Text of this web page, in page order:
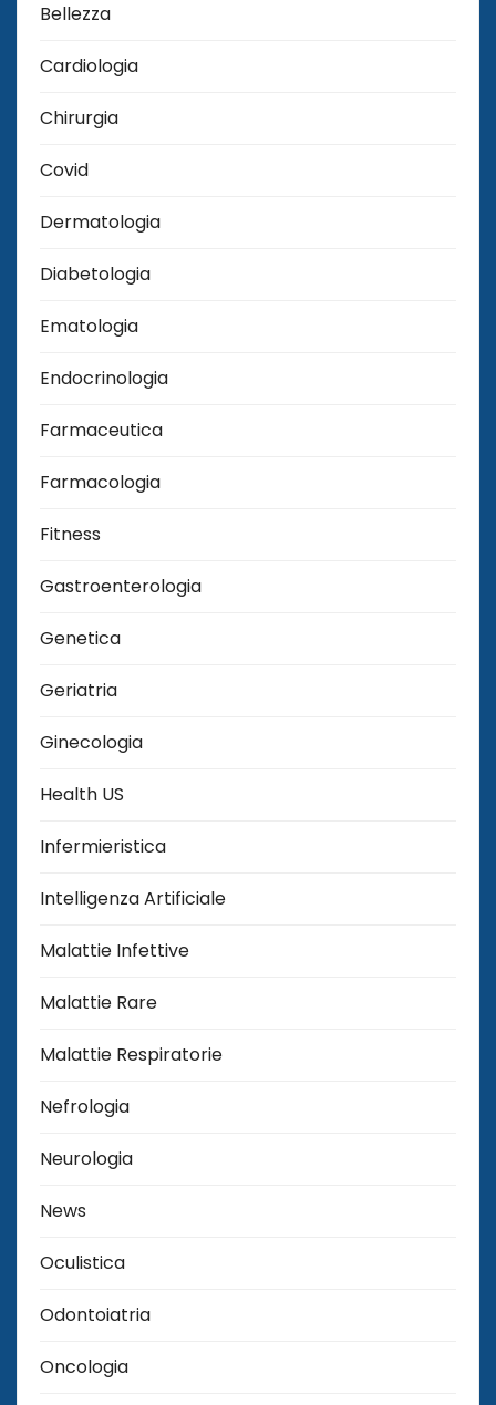
Bellezza
Cardiologia
Chirurgia
Covid
Dermatologia
Diabetologia
Ematologia
Endocrinologia
Farmaceutica
Farmacologia
Fitness
Gastroenterologia
Genetica
Geriatria
Ginecologia
Health US
Infermieristica
Intelligenza Artificiale
Malattie Infettive
Malattie Rare
Malattie Respiratorie
Nefrologia
Neurologia
News
Oculistica
Odontoiatria
Oncologia